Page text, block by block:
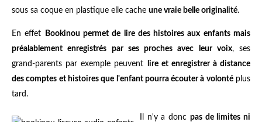
sous sa coque en plastique elle cache une vraie belle originalité.
En effet
Bookinou permet de lire des histoires aux enfants mais
préalablement enregistrés par ses proches avec leur voix, ses
grand-parents par exemple peuvent
lire et enregistrer à distance
des comptes et histoires que l'enfant pourra écouter à volontéplus
tard.
Il n'y a donc pas de limites ni